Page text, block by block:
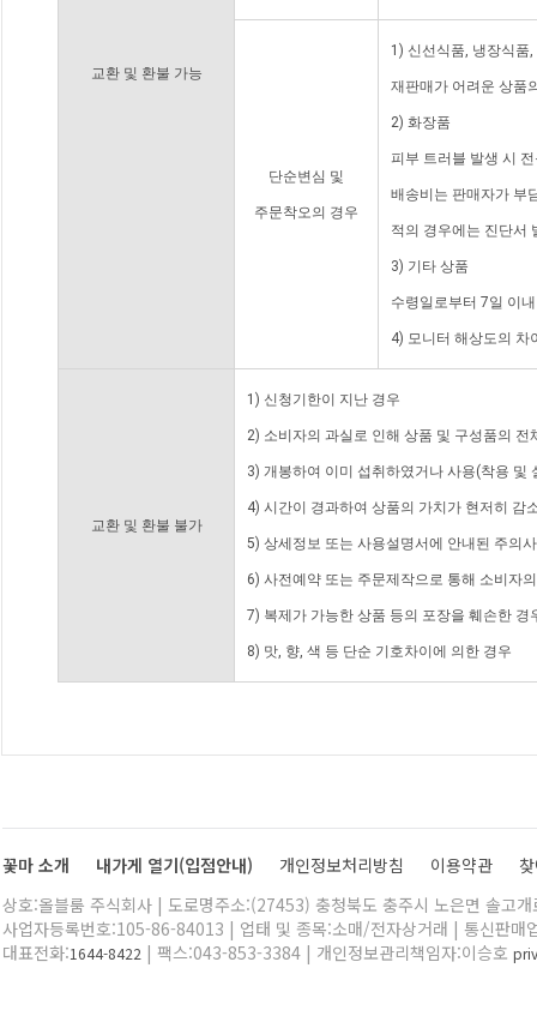
교환 및 환불 가능
단순변심 및
주문착오의 경우
1) 신선식품, 냉장식품
재판매가 어려운 상품
2) 화장품
피부 트러블 발생 시
배송비는 판매자가 부
적의 경우에는 진단서
3) 기타 상품
수령일로부터 7일 이
4) 모니터 해상도의 차
교환 및 환불 불가
1) 신청기한이 지난 경우
2) 소비자의 과실로 인해 상품 및 구성품의
3) 개봉하여 이미 섭취하였거나 사용(착용 및
4) 시간이 경과하여 상품의 가치가 현저히 감
5) 상세정보 또는 사용설명서에 안내된 주의
6) 사전예약 또는 주문제작으로 통해 소비자
7) 복제가 가능한 상품 등의 포장을 훼손한 경
8) 맛, 향, 색 등 단순 기호차이에 의한 경우
꽃마 소개 내가게 열기(입점안내) 개인정보처리방침 이용약관
상호:올블룸 주식회사 | 도로명주소:(27453) 충청북도 충주시 노은면 솔고
사업자등록번호:105-86-84013 | 업태 및 종목:소매/전자상거래 | 통신판매
대표전화:1644-8422 | 팩스:043-853-3384 | 개인정보관리책임자:이승호